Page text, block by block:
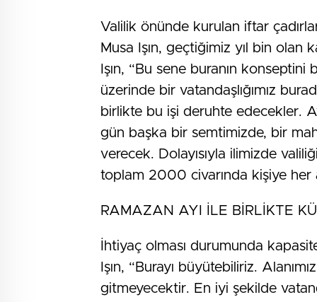
Valilik önünde kurulan iftar
Musa Işın, geçtiğimiz yıl bin olan
Işın, “Bu sene buranın
üzerinde bir vatandaşlığımız
birlikte bu işi deruhte edecekler.
gün başka bir semtimizde, bir
verecek. Dolayısıyla ilimizde
toplam 2000 civarında kişiye
RAMAZAN AYI İLE BİRLİKTE
İhtiyaç olması durumunda
Işın, “Burayı büyütebiliriz.
gitmeyecektir. En iyi şekilde